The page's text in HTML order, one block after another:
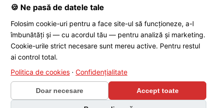
Detectia miscarii si reducerea alarmelor false prin
identificarea separata om/vehicul
Posibilitate alimentare PoE
2CD1T83G2-LIUF-4mm-RMA au caracter informativ si pot contine erori
sau accesorii care nu sunt incluse in pachetul standard al produsului.
Acestea pot fi schimbate fara instiintare prealabila si nu constituie
obligativitate contractuala. Va stam oricand la dispozitie pentru
eventuale clarificari.
Poenaru, Nr. 1, Craiova, Jud. Dolj ·
© 2026 SC POLITES ONLINE SRL
🍪 Ne pasă de datele tale
Folosim cookie-uri pentru a face site-ul să funcționeze, a-l
îmbunătăți și — cu acordul tău — pentru analiză și marketing.
Cookie-urile strict necesare sunt mereu active. Pentru restul
ai control total.
Politica de cookies · Confidențialitate
Doar necesare Accept toate